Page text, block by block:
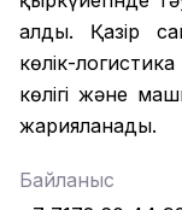
алды. Қазір
көлік-
көлігі және
жарияланады.
Байланыс